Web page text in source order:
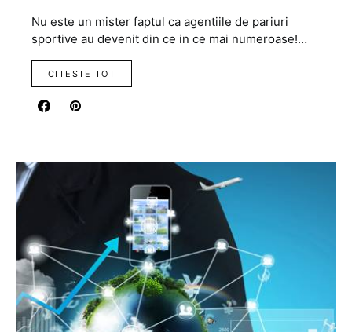
Nu este un mister faptul ca agentiile de pariuri
sportive au devenit din ce in ce mai numeroase!…
CITESTE TOT